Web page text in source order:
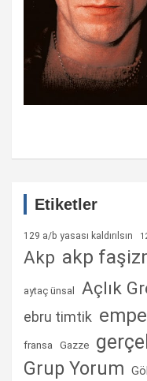
Etiketler
129 a/b yasası kaldırılsın
Akp akp
aytaç ünsal Açlık
ebru timtik
fransa Gazze
Grup Yorum